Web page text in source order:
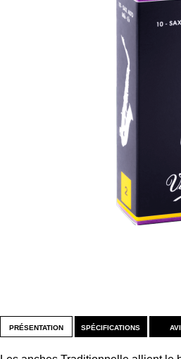
présentation spécifications